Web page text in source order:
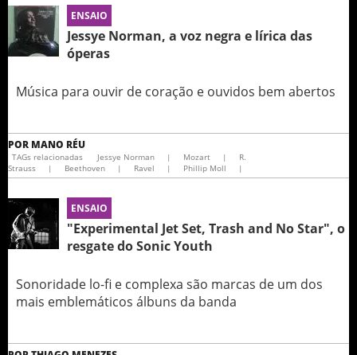
ENSAIO
Jessye Norman, a voz negra e lírica das
óperas
Música para ouvir de coração e ouvidos bem abertos
POR MANO RÉU
TAGs relacionadas Jessye Norman | Mozart |
R.
Strauss
| Beethoven | Ravel | Phillip Moll |
ENSAIO
"Experimental Jet Set, Trash and No Star", o
resgate do Sonic Youth
Sonoridade lo-fi e complexa são marcas de um dos
mais emblemáticos álbuns da banda